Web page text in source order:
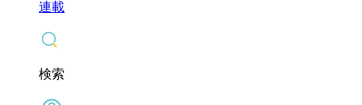
連載
検索